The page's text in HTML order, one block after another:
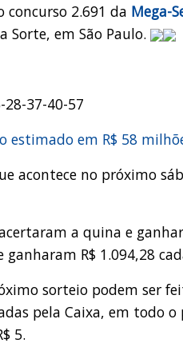
concurso 2.691 da Mega-
Sorte, em São Paulo.
37-40-57
estimado em R$ 58
acontece no próximo
a quina e
R$ 1.094,28
sorteio podem ser
pela Caixa, em todo
5.